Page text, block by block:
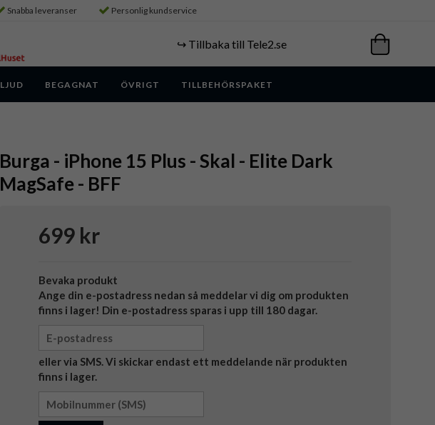
Snabba leveranser Personlig kundservice
↪️ Tillbaka till Tele2.se
LJUD BEGAGNAT ÖVRIGT TILLBEHÖRSPAKET
Burga - iPhone 15 Plus - Skal - Elite Dark
MagSafe - BFF
699 kr
Bevaka produkt
Ange din e-postadress nedan så meddelar vi dig om produkten
finns i lager! Din e-postadress sparas i upp till 180 dagar.
eller via SMS. Vi skickar endast ett meddelande när produkten
finns i lager.